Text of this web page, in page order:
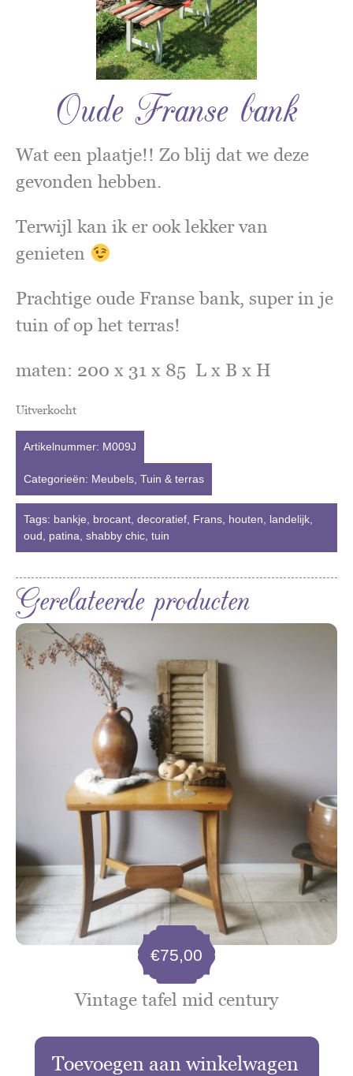
Oude Franse bank
Wat een plaatje!! Zo blij dat we deze
gevonden hebben.
Terwijl kan ik er ook lekker van
genieten
Prachtige oude Franse bank, super in je
tuin of op het terras!
maten: 200 x 31 x 85 L x B x H
Uitverkocht
Artikelnummer: M009J
Categorieën: Meubels Tuin & terras
Tags: bankje brocant decoratief Frans houten landelijk
oud
patina shabby chic tuin
Gerelateerde producten
Vintage tafel mid century
€75,00
Toevoegen aan winkelwagen